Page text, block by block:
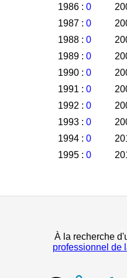
1986 : 0
1987 : 0
1988 : 0
1989 : 0
1990 : 0
1991 : 0
1992 : 0
1993 : 0
1994 : 0
1995 : 0
À la recherche
professionnel de